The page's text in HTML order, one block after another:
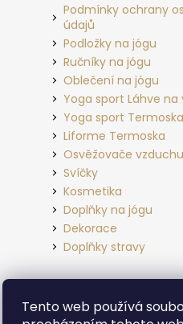
Tento web používá
Podmínky ochrany
údajů
Podložky na jógu
Ručníky na jógu
Oblečení na jógu
Yoga sport Láhve na
Yoga sport Termoska
Liforme Termoska
Osvěžovače vzduchu
Svíčky
Kosmetika
Doplňky na jógu
Dekorace
Doplňky stravy
Yoga sport